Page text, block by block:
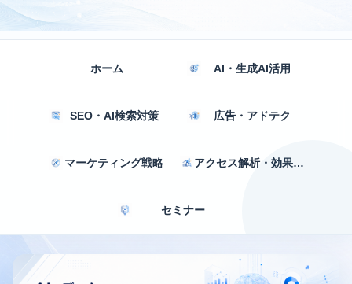
ホーム AI・生成AI活用
SEO・AI検索対策 広告・アドテク
マーケティング戦略 アクセス解析・効果測定
セミナー